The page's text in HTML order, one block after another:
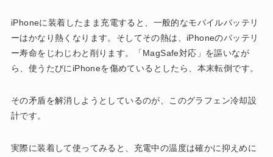
iPhoneに装着したまま充電すると、一般的なモバイルバッテリ
ーはかなり熱くなります。そしてその熱は、iPhoneのバッテリ
ー寿命をじわじわと削ります。「MagSafe対応」を謳いなが
ら、使うたびにiPhoneを傷めているとしたら、本末転倒です。
その矛盾を解消しようとしているのが、このグラフェン冷却設
計です。
実際に装着して使ってみると、充電中の温度は確かに抑えめに